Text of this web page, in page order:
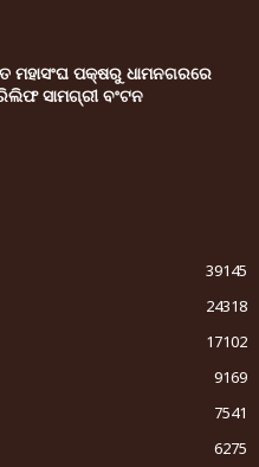
ମହାସଂଘ ପକ୍ଷରୁ ଧାମନଗରରେ
ସାମଗ୍ରୀ ବଂଟନ
39145
24318
17102
9169
7541
6275